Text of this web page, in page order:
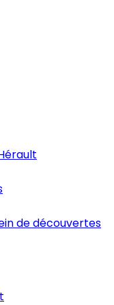
de découvertes